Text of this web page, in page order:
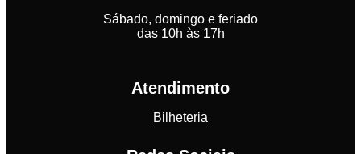
Sábado, domingo e feriado
das 10h às 17h
Atendimento
Bilheteria